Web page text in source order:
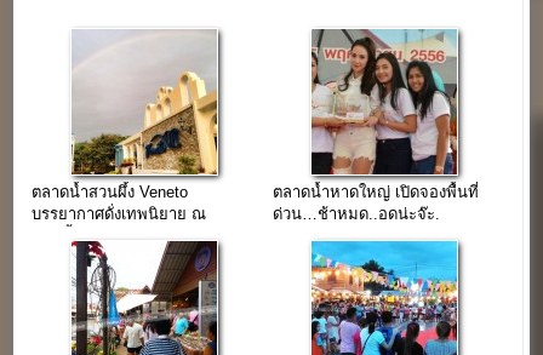
ตลาดน้ำสวนผึ้ง Veneto
บรรยากาศดั่งเทพนิยาย ณ
ตลาดน้ำหาดใหญ่ เปิดจองพื้นที่
ด่วน…ช้าหมด..อดน่ะจ๊ะ.